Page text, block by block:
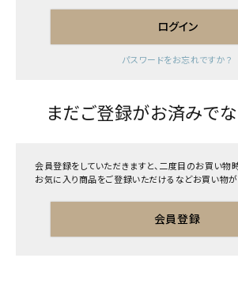
ログイン
パスワードをお忘れですか？
まだご登録がお済みで
会員登録をしていただきますと、二度目のお買い物
お気に入り商品をご登録いただけるなどお買い物が
会員登録